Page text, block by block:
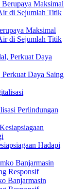
Maksimal
di Sejumlah Titik
Daya Saing
Perlindungan
Hadapi
Banjarmasin